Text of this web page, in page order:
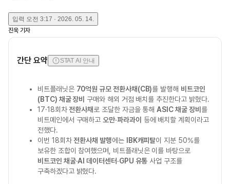
입력 오전 3:17 · 2026. 05. 14.
진욱 기자
간단 요약 STAT AI 안내
비트플래닛은 70억원 규모 전환사채(CB)를 발행해 비트코인
(BTC) 채굴 장비
구매와 해외 거점 배치를 추진한다고 밝혔다.
17·18회차전환사채 로 조달한 자금을 통해ASIC 채굴 장비 를
비트메인에서 구매하고 오만·파라과이 등에 배치할 계획이라고
전했다.
이번 18회차전환사채 발행에는 IBK캐피탈이 지분 50%를
보유한 조합이 참여했으며, 비트플래닛은 이를 바탕으로
비트코인 채굴·AI 데이터센터·GPU 유통 사업 구조를
구축하겠다고 밝혔다.